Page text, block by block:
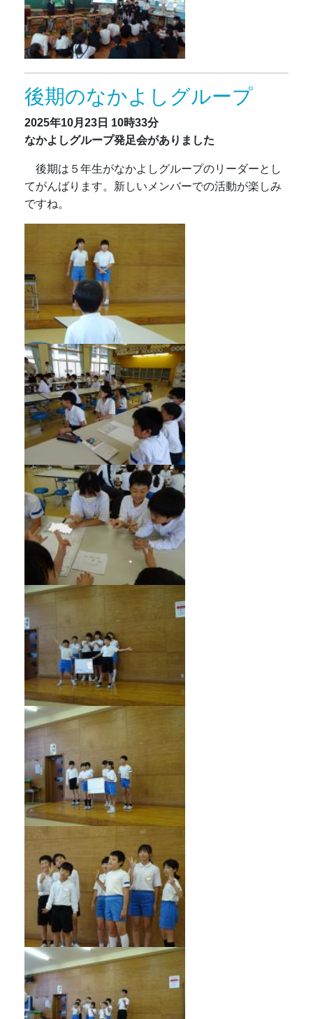
後期のなかよしグループ
2025年10月23日 10時33分
なかよしグループ発足会がありました
後期は５年生がなかよしグループのリーダーとし
てがんばります。新しいメンバーでの活動が楽しみ
ですね。